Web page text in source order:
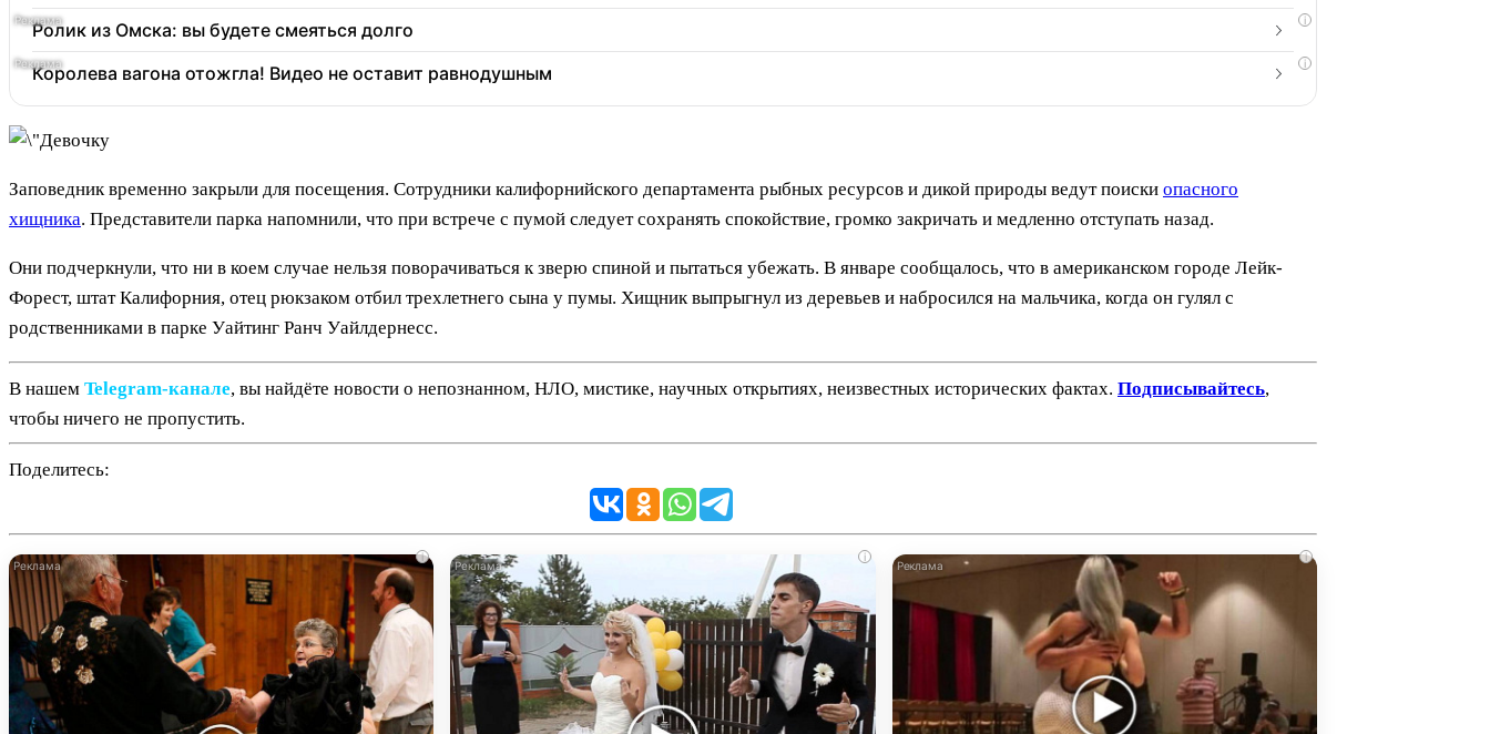
i
Ролик из Омска: вы будете смеяться долго
i
Королева вагона отожгла! Видео не оставит равнодушным
Заповедник временно закрыли для посещения. Сотрудники калифорнийского департамента рыбных ресурсов и дикой природы ведут поиски опасного
хищника. Представители парка напомнили, что при встрече с пумой следует сохранять спокойствие, громко закричать и медленно отступать назад.
Они подчеркнули, что ни в коем случае нельзя поворачиваться к зверю спиной и пытаться убежать. В январе сообщалось, что в американском городе Лейк-
Форест, штат Калифорния, отец рюкзаком отбил трехлетнего сына у пумы. Хищник выпрыгнул из деревьев и набросился на мальчика, когда он гулял с
родственниками в парке Уайтинг Ранч Уайлдернесс.
В нашем Telegram‑канале, вы найдёте новости о непознанном, НЛО, мистике, научных открытиях, неизвестных исторических фактах. Подписывайтесь,
чтобы ничего не пропустить.
Поделитесь:
i i i